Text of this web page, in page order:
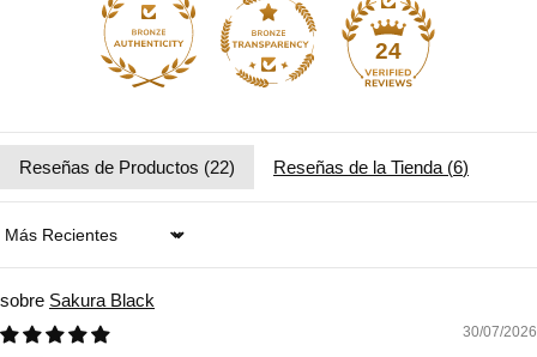
24
Reseñas de Productos (22) Reseñas de la Tienda (6)
Sort by
Sakura Black
30/07/2026